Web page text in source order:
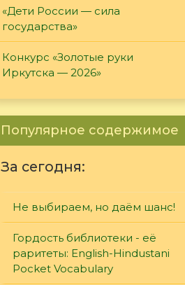
«Дети России — сила
государства»
Конкурс «Золотые руки
Иркутска — 2026»
Популярное содержимое
За сегодня:
Не выбираем, но даём шанс!
Гордость библиотеки - её
раритеты: English-Hindustani
Pocket Vocabulary